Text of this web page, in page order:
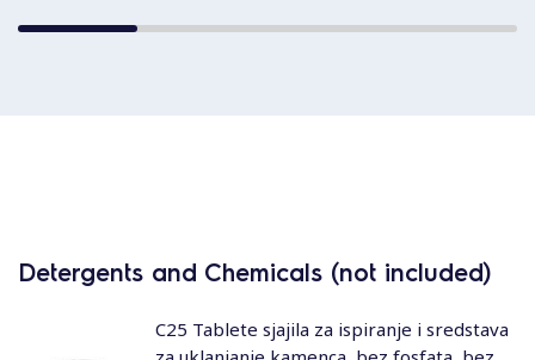
Detergents and Chemicals (not included)
C25 Tablete sjajila za ispiranje i sredstava